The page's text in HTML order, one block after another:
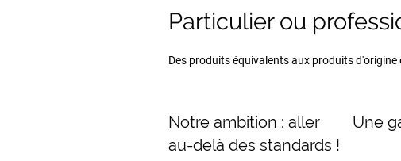
Particulier ou
Des produits équivalents aux produits d'origine
Notre ambition : aller
au-delà des standards !
Une